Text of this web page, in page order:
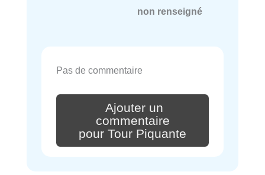
non renseigné
Pas de commentaire
Ajouter un
commentaire
pour Tour Piquante